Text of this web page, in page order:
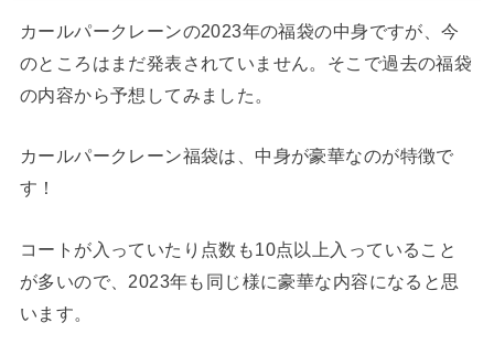
カールパークレーンの2023年の福袋の中身ですが、今
のところはまだ発表されていません。そこで過去の福袋
の内容から予想してみました。
カールパークレーン福袋は、中身が豪華なのが特徴で
す！
コートが入っていたり点数も10点以上入っていること
が多いので、2023年も同じ様に豪華な内容になると思
います。